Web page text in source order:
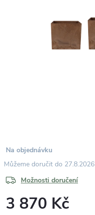
Na objednávku
27.8.2026
Možnosti doručení
3 870 Kč